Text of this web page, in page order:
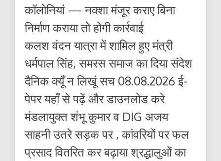
कॉलोनियां — नक्शा मंजूर कराए बिना
निर्माण कराया तो होगी कार्रवाई
कलश वंदन यात्रा में शामिल हुए मंत्री
धर्मपाल सिंह, समरस समाज का दिया संदेश
दैनिक क्यूँ न लिखूं सच 08.08.2026 ई-
पेपर यहाँ से पढ़ें और डाउनलोड करे
मंडलायुक्त शंभू कुमार व DIG अजय
साहनी उतरे सड़क पर , कांवरियों पर फल
प्रसाद वितरित कर बढ़ाया श्रद्धालुओं का